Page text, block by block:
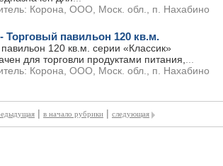
Корона, ООО, Моск. обл., п. Нахабино
Торговый павильон 120 кв.м.
120 кв.м. серии «Классик»
для торговли продуктами питания,
Корона, ООО, Моск. обл., п. Нахабино
| в начало рубрики | следующая